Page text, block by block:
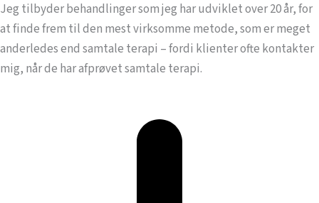
Jeg tilbyder behandlinger som jeg har udviklet over 20 år, for
at finde frem til den mest virksomme metode, som er meget
anderledes end samtale terapi – fordi klienter ofte kontakter
mig, når de har afprøvet samtale terapi.